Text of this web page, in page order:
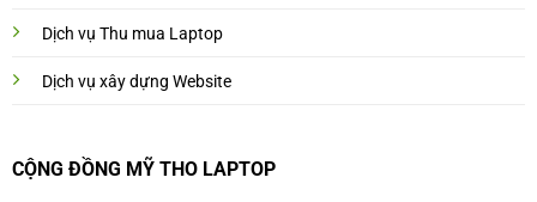
Dịch vụ Thu mua Laptop
Dịch vụ xây dựng Website
CỘNG ĐỒNG MỸ THO LAPTOP